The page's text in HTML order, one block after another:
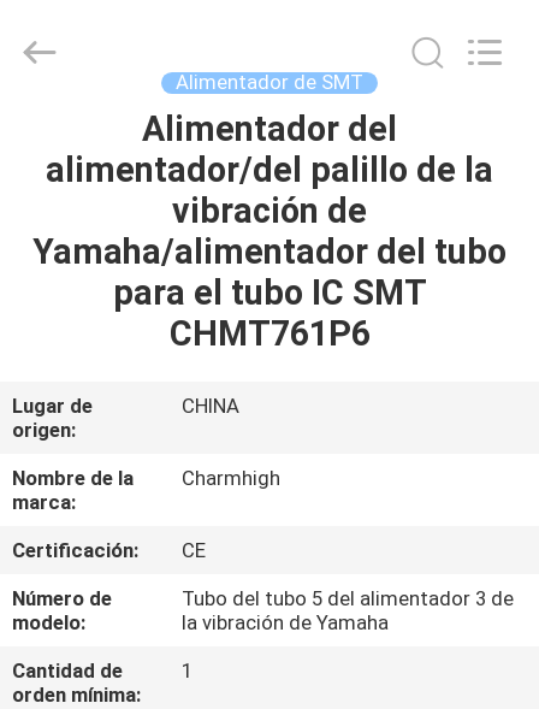
PRODUCTOS
VÍDEOS
SOBRE
NOSOTROS
VISITA
A
LA
FÁBRICA
CHARMHIGH
TECHNOLOGY
Alimentador de SMT
Alimentador del
alimentador/del palillo de la
vibración de
Yamaha/alimentador del tubo
para el tubo IC SMT
CHMT761P6
Lugar de
origen:
CHINA
Nombre de la
marca:
Charmhigh
Certificación:
CE
Número de
modelo:
Tubo del tubo 5 del alimentador 3 de
la vibración de Yamaha
Cantidad de
orden mínima:
1